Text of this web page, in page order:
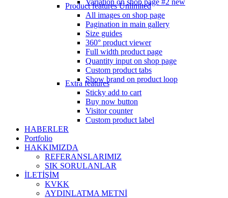
Product featuresUnlimited
All images on shop page
Pagination in main gallery
Size guides
360° product viewer
Full width product page
Quantity input on shop page
Custom product tabs
Show brand on product loop
Extra features
Sticky add to cart
Buy now button
Visitor counter
Custom product label
HABERLER
Portfolio
HAKKIMIZDA
REFERANSLARIMIZ
SIK SORULANLAR
İLETİŞİM
KVKK
AYDINLATMA METNİ